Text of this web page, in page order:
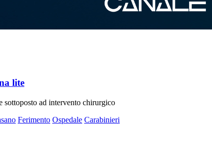
lite
sottoposto ad intervento chirurgico
Ferimento Ospedale Carabinieri